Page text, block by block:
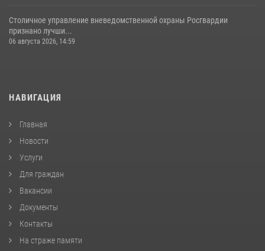
Столичное управление вневедомственной охраны Росгвардии
признано лучши...
06 августа 2026, 14:59
НАВИГАЦИЯ
Главная
Новости
Услуги
Для граждан
Вакансии
Документы
Контакты
На страже памяти